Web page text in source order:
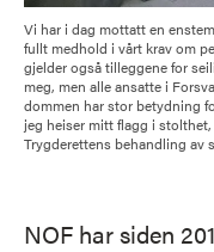
Vi har i dag mottatt en
fullt medhold i vårt krav om
gjelder også tilleggene for
meg, men alle ansatte i
dommen har stor betydning
jeg heiser mitt flagg i
Trygderettens behandling av
NOF har siden